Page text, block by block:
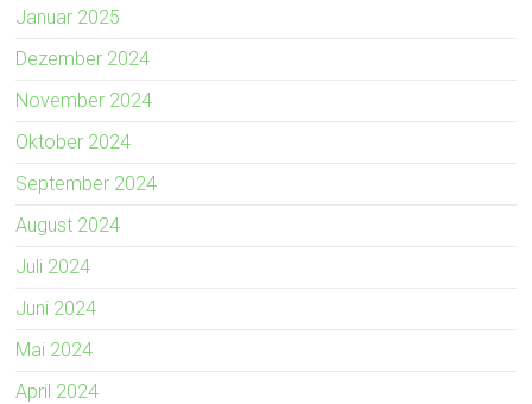
Januar 2025
Dezember 2024
November 2024
Oktober 2024
September 2024
August 2024
Juli 2024
Juni 2024
Mai 2024
April 2024